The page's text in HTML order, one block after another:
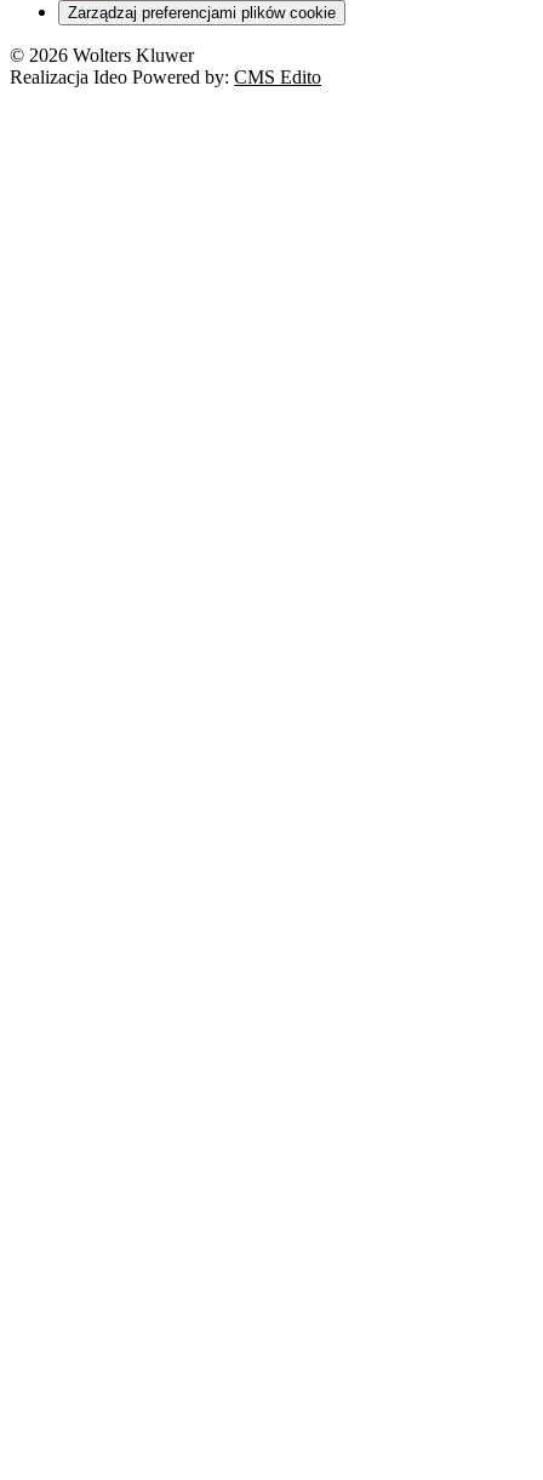
Zarządzaj preferencjami plików cookie
© 2026 Wolters Kluwer
Realizacja Ideo Powered by: CMS Edito